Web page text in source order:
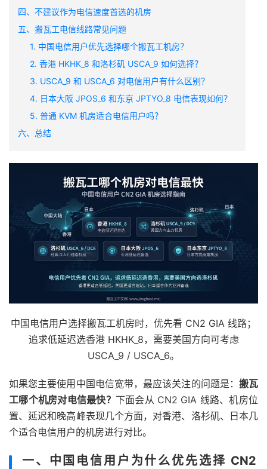
四、不建议作为电信速度首选的机房
五、搬瓦工电信线路常见问题
1. 中国电信用户优先选择哪个搬瓦工机房？
2. 香港 HKHK_8 和洛杉矶 USCA_9 如何选择？
3. USCA_9 和 USCA_6 对电信用户有什么区别？
4. 日本大阪 JPOS_6 和东京 JPTYO_8 电信表现如何？
5. 普通 KVM 机房适合电信用户吗？
六、总结
中国电信用户选择搬瓦工机房时，优先看 CN2 GIA 线路；
追求低延迟选香港 HKHK_8，需要美国方向可考虑
USCA_9 / USCA_6。
如果您主要使用中国电信宽带，最应该关注的问题是： 搬瓦
工哪个机房对电信最快？ 下面会从 CN2 GIA 线路、机房位
置、延迟和晚高峰表现几个方面，对香港、洛杉矶、日本几
个适合电信用户的机房进行对比。
一、中国电信用户为什么优先选择 CN2